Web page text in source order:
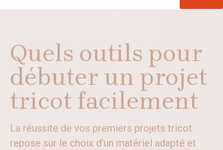
Quels outils pour
débuter un projet
tricot facilement
La réussite de vos premiers projets tricot
repose sur le choix d’un matériel adapté et